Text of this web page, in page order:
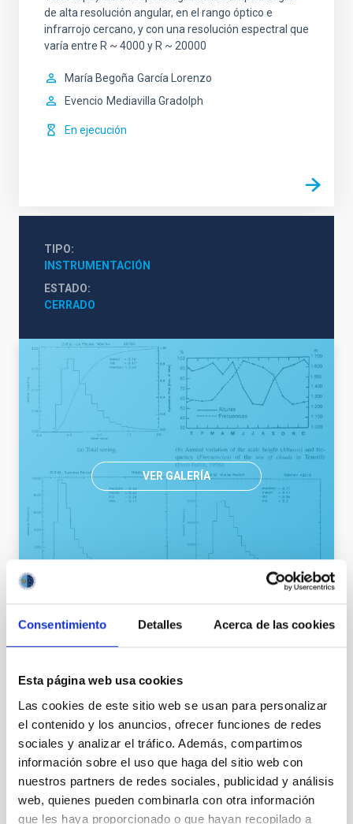
Consentimiento Detalles Acerca de las cookies
Esta página web usa cookies
Las cookies de este sitio web se usan para personalizar
el contenido y los anuncios, ofrecer funciones de redes
sociales y analizar el tráfico. Además, compartimos
información sobre el uso que haga del sitio web con
nuestros partners de redes sociales, publicidad y análisis
web, quienes pueden combinarla con otra información
que les haya proporcionado o que hayan recopilado a
de alta resolución angular, en el rango óptico e
infrarrojo cercano, y con una resolución espectral que
varía entre R ~ 4000 y R ~ 20000
María Begoña García Lorenzo
Evencio Mediavilla Gradolph
En ejecución
TIPO
INSTRUMENTACIÓN
ESTADO
CERRADO
VER GALERÍA